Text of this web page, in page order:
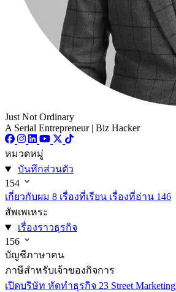
Just Not Ordinary
A Serial Entrepreneur | Biz Hacker
หมวดหมู่
บันทึกส่วนตัว
154
เกี่ยวกับผม 8 เรื่องที่เรียน เรื่องที่อ่าน 146
สัพเพเหระ
เรื่องราวธุรกิจ
156
บัญชีภาษาคน
ภาษีสำหรับเจ้าของกิจการ
เปิดบริษัท หัดทำธุรกิจ 23 Street Marketing